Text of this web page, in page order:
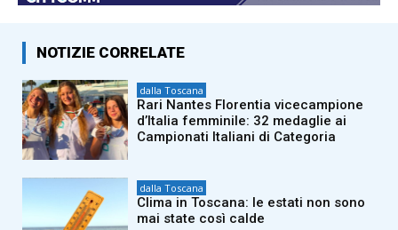
NOTIZIE CORRELATE
dalla Toscana
Rari Nantes Florentia vicecampione
d’Italia femminile: 32 medaglie ai
Campionati Italiani di Categoria
dalla Toscana
Clima in Toscana: le estati non sono
mai state così calde